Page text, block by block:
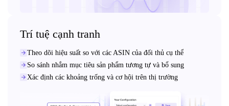
Trí tuệ cạnh tranh
Theo dõi hiệu suất so với các ASIN của đối thủ cụ thể
So sánh nhắm mục tiêu sản phẩm tương tự và bổ sung
Xác định các khoảng trống và cơ hội trên thị trường